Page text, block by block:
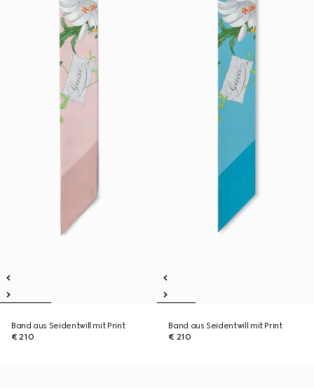
Band aus Seidentwill mit Print
€ 210
Band aus Seidentwill mit Print
€ 210